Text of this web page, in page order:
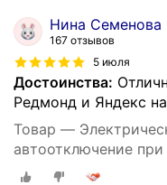
Нина Семенова
167 отзывов
5 июля
Достоинства:
Редмонд и Яндекс
Товар —
автоотключение